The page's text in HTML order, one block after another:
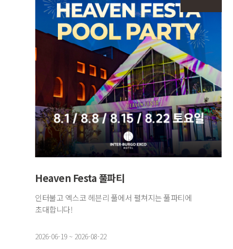
VIEW MORE
Heaven Festa 풀파티
인터불고 엑스코 헤븐리 풀에서 펼쳐지는 풀파티에
초대합니다!
2026-06-19 ~ 2026-08-22